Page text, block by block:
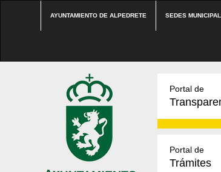
AYUNTAMIENTO DE ALPEDRETE SEDES
Portal de
Portal de
Trámites